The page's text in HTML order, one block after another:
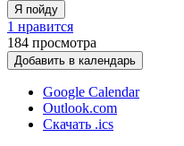
Я пойду
1 нравится
184 просмотра
Добавить в календарь
Google Calendar
Outlook.com
Скачать .ics